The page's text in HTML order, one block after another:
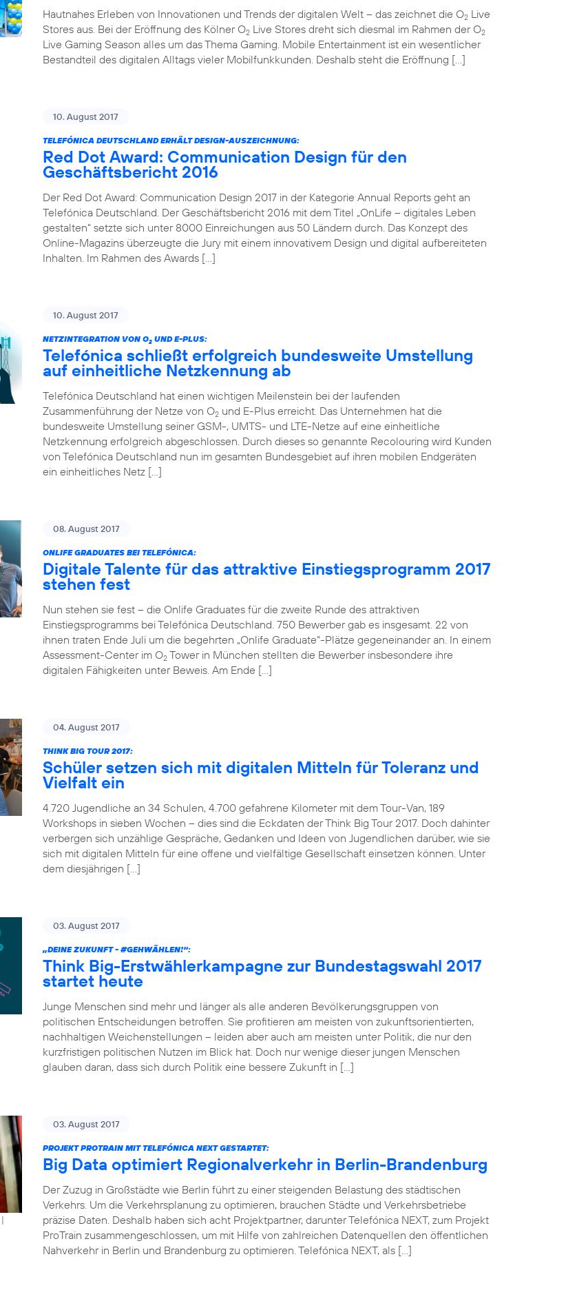
Hautnahes Erleben von Innovationen und Trends der digitalen Welt – das zeichnet die O2 Live
Stores aus. Bei der Eröffnung des Kölner O2 Live Stores dreht sich diesmal im Rahmen der O2
Live Gaming Season alles um das Thema Gaming. Mobile Entertainment ist ein wesentlicher
Bestandteil des digitalen Alltags vieler Mobilfunkkunden. Deshalb steht die Eröffnung […]
10. August 2017
TELEFÓNICA DEUTSCHLAND ERHÄLT DESIGN-AUSZEICHNUNG:
Red Dot Award: Communication Design für den
Geschäftsbericht 2016
Der Red Dot Award: Communication Design 2017 in der Kategorie Annual Reports geht an
Telefónica Deutschland. Der Geschäftsbericht 2016 mit dem Titel „OnLife – digitales Leben
gestalten“ setzte sich unter 8000 Einreichungen aus 50 Ländern durch. Das Konzept des
Online-Magazins überzeugte die Jury mit einem innovativem Design und digital aufbereiteten
Inhalten. Im Rahmen des Awards […]
10. August 2017
NETZINTEGRATION VON O2 UND E-PLUS:
Telefónica schließt erfolgreich bundesweite Umstellung
auf einheitliche Netzkennung ab
Telefónica Deutschland hat einen wichtigen Meilenstein bei der laufenden
Zusammenführung der Netze von O2 und E-Plus erreicht. Das Unternehmen hat die
bundesweite Umstellung seiner GSM-, UMTS- und LTE-Netze auf eine einheitliche
Netzkennung erfolgreich abgeschlossen. Durch dieses so genannte Recolouring wird Kunden
von Telefónica Deutschland nun im gesamten Bundesgebiet auf ihren mobilen Endgeräten
ein einheitliches Netz […]
08. August 2017
ONLIFE GRADUATES BEI TELEFÓNICA:
Digitale Talente für das attraktive Einstiegsprogramm 2017
stehen fest
Nun stehen sie fest – die Onlife Graduates für die zweite Runde des attraktiven
Einstiegsprogramms bei Telefónica Deutschland. 750 Bewerber gab es insgesamt. 22 von
ihnen traten Ende Juli um die begehrten „Onlife Graduate“-Plätze gegeneinander an. In einem
Assessment-Center im O2 Tower in München stellten die Bewerber insbesondere ihre
digitalen Fähigkeiten unter Beweis. Am Ende […]
04. August 2017
THINK BIG TOUR 2017:
Schüler setzen sich mit digitalen Mitteln für Toleranz und
Vielfalt ein
4.720 Jugendliche an 34 Schulen, 4.700 gefahrene Kilometer mit dem Tour-Van, 189
Workshops in sieben Wochen – dies sind die Eckdaten der Think Big Tour 2017. Doch dahinter
verbergen sich unzählige Gespräche, Gedanken und Ideen von Jugendlichen darüber, wie sie
sich mit digitalen Mitteln für eine offene und vielfältige Gesellschaft einsetzen können. Unter
dem diesjährigen […]
03. August 2017
„DEINE ZUKUNFT - #GEHWÄHLEN!“:
Think Big-Erstwählerkampagne zur Bundestagswahl 2017
startet heute
Junge Menschen sind mehr und länger als alle anderen Bevölkerungsgruppen von
politischen Entscheidungen betroffen. Sie profitieren am meisten von zukunftsorientierten,
nachhaltigen Weichenstellungen – leiden aber auch am meisten unter Politik, die nur den
kurzfristigen politischen Nutzen im Blick hat. Doch nur wenige dieser jungen Menschen
glauben daran, dass sich durch Politik eine bessere Zukunft in […]
|
03. August 2017
PROJEKT PROTRAIN MIT TELEFÓNICA NEXT GESTARTET:
Big Data optimiert Regionalverkehr in Berlin-Brandenburg
Der Zuzug in Großstädte wie Berlin führt zu einer steigenden Belastung des städtischen
Verkehrs. Um die Verkehrsplanung zu optimieren, brauchen Städte und Verkehrsbetriebe
präzise Daten. Deshalb haben sich acht Projektpartner, darunter Telefónica NEXT, zum Projekt
ProTrain zusammengeschlossen, um mit Hilfe von zahlreichen Datenquellen den öffentlichen
Nahverkehr in Berlin und Brandenburg zu optimieren. Telefónica NEXT, als […]